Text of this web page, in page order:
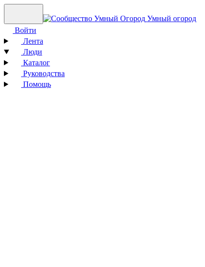
Умный огород
Войти
Лента
Люди
Каталог
Руководства
Помощь